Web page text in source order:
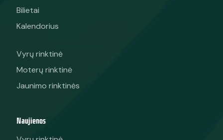
Bilietai
Kalendorius
Vyrų rinktinė
Moterų rinktinė
Jaunimo rinktinės
Naujienos